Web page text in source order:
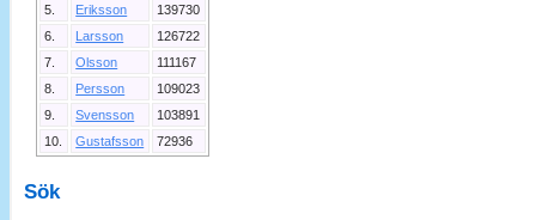
5.
Eriksson
139730
6.
Larsson
126722
7.
Olsson
111167
8.
Persson
109023
9.
Svensson
103891
10.
Gustafsson 72936
Sök